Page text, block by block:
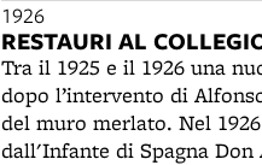
“Napoleone”. All'interno
un lumino sempre acceso,
1926
RESTAURI AL
Tra il 1925 e il 1926 una
dopo l’intervento di
del muro merlato. Nel
dall'Infante di Spagna Don